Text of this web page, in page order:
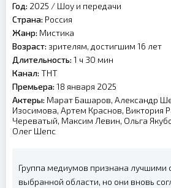
Год: 2025 / Шоу и передачи
Страна: Россия
Жанр: Мистика
Возраст: зрителям, достигшим 16 лет
Длительность: 1 ч 30 мин
Канал: ТНТ
Премьера: 18 января 2025
Актеры: Марат Башаров, Александр
Изосимова, Артем Краснов, Виктория
Череватый, Максим Левин, Ольга
Олег Шепс
Группа медиумов признана лучшими
выбранной области, но они вновь